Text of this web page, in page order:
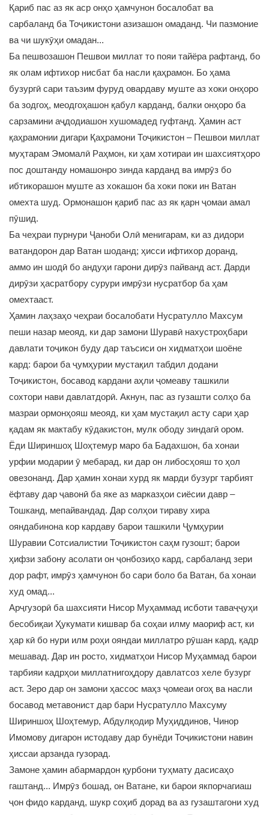
Қариб пас аз як аср онҳо ҳамчунон босалобат ва
сарбаланд ба Тоҷикистони азизашон омаданд. Чи пазмоние
ва чи шукӯҳи омадан...
Ба пешвозашон Пешвои миллат то пояи тайёра рафтанд, бо
як олам ифтихор нисбат ба насли қаҳрамон. Бо ҳама
бузургӣ сари таъзим фуруд овардаву муште аз хоки онҳоро
ба зодгоҳ, меодгоҳашон қабул карданд, балки онҳоро ба
сарзамини аҷдодиашон хушомадед гуфтанд. Ҳамин аст
қаҳрамонии дигари Қаҳрамони Тоҷикистон – Пешвои миллат
муҳтарам Эмомалӣ Раҳмон, ки ҳам хотираи ин шахсиятҳоро
пос доштанду номашонро зинда карданд ва имрӯз бо
ибтикорашон муште аз хокашон ба хоки поки ин Ватан
омехта шуд. Ормонашон қариб пас аз як қарн ҷомаи амал
пӯшид.
Ба чеҳраи пурнури Ҷаноби Олӣ менигарам, ки аз дидори
ватандорон дар Ватан шоданд; ҳисси ифтихор доранд,
аммо ин шодӣ бо андуҳи гарони дирӯз пайванд аст. Дарди
дирӯзи ҳасратбору сурури имрӯзи нусратбор ба ҳам
омехтааст.
Ҳамин лаҳзаҳо чеҳраи босалобати Нусратулло Махсум
пеши назар меояд, ки дар замони Шуравӣ нахустроҳбари
давлати тоҷикон буду дар таъсиси он хидматҳои шоёне
кард: барои ба ҷумҳурии мустақил табдил додани
Тоҷикистон, босавод кардани аҳли ҷомеаву ташкили
сохтори нави давлатдорӣ. Акнун, пас аз гузашти солҳо ба
мазраи ормонҳояш меояд, ки ҳам мустақил асту сари ҳар
қадам як мактабу кӯдакистон, мулк ободу зиндагӣ ором.
Ёди Шириншоҳ Шоҳтемур маро ба Бадахшон, ба хонаи
урфии модарии ӯ мебарад, ки дар он либосҳояш то ҳол
овезонанд. Дар ҳамин хонаи хурд як марди бузург тарбият
ёфтаву дар ҷавонӣ ба яке аз марказҳои сиёсии давр –
Тошканд, мепайвандад. Дар солҳои тираву хира
ояндабинона кор кардаву барои ташкили Ҷумҳурии
Шуравии Сотсиалистии Тоҷикистон саҳм гузошт; барои
ҳифзи забону асолати он ҷонбозиҳо кард, сарбаланд зери
дор рафт, имрӯз ҳамчунон бо сари боло ба Ватан, ба хонаи
худ омад...
Арҷгузорӣ ба шахсияти Нисор Муҳаммад исботи таваҷҷуҳи
бесобиқаи Ҳукумати кишвар ба соҳаи илму маориф аст, ки
ҳар кӣ бо нури илм роҳи ояндаи миллатро рӯшан кард, қадр
мешавад. Дар ин росто, хидматҳои Нисор Муҳаммад барои
тарбияи кадрҳои миллатнигоҳдору давлатсоз хеле бузург
аст. Зеро дар он замони ҳассос маҳз ҷомеаи огоҳ ва насли
босавод метавонист дар бари Нусратулло Махсуму
Шириншоҳ Шоҳтемур, Абдулқодир Муҳиддинов, Чинор
Имомову дигарон истодаву дар бунёди Тоҷикистони навин
ҳиссаи арзанда гузорад.
Замоне ҳамин абармардон қурбони туҳмату дасисаҳо
гаштанд... Имрӯз бошад, он Ватане, ки барои якпорчагиаш
ҷон фидо карданд, шукр соҳиб дорад ва аз гузаштагони худ